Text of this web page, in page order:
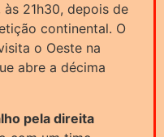
21h30, depois de
continental. O
o Oeste na
abre a décima
pela direita